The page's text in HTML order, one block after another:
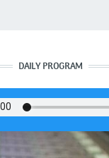
DAILY PROGRAM